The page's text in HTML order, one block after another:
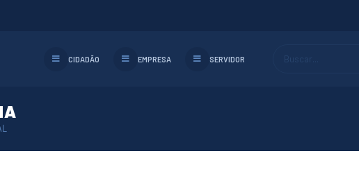
Buscar...
CIDADÃO EMPRESA SERVIDOR